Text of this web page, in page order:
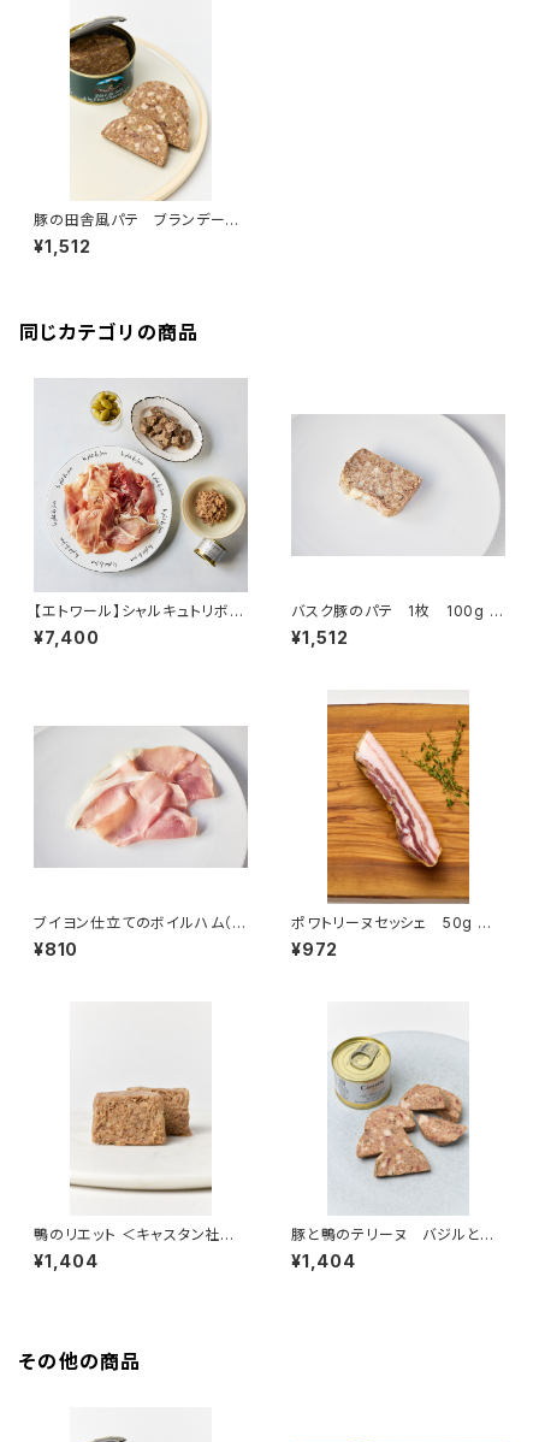
豚の田舎風パテ ブランデー風
味 ＜ピエール・オテイザ＞(フラ
ンス・バスク)
¥1,512
同じカテゴリの商品
【エトワール】シャルキュトリボッ
クス
¥7,400
バスク豚のパテ 1枚 100g ＜
ピエール・オテイザ＞(フランス・
バスク)
¥1,512
ブイヨン仕立てのボイルハム（ジ
ャンボンキュイ） 50g ＜ピエ
ール・オテイザ＞(フランス・バス
¥810
ポワトリーヌセッシェ 50g ＜
メゾン・ラボリー＞(フランス・オ
ーヴェルニュ)
¥972
鴨のリエット ＜キャスタン社＞
(フランス)
¥1,404
豚と鴨のテリーヌ バジルと燻
製の香り ＜キャスタン社＞(フラ
ンス)
¥1,404
その他の商品